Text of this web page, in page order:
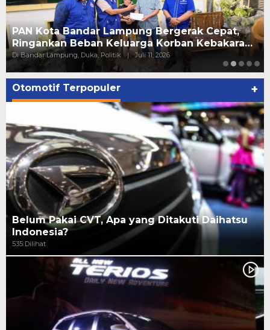
PAN Kota Bandar Lampung Bergerak Cepat,
Ringankan Beban Keluarga Korban Kebakara…
Di Bandar Lampung, Duka, Politik | Juli 11, 2026
Otomotif Terpopuler +
Belum Pakai CVT, Apa yang Ditakuti Daihatsu
Indonesia?
535 Dilihat